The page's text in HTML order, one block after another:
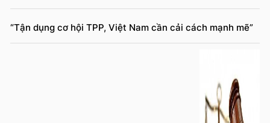
“Tận dụng cơ hội TPP, Việt Nam cần cải cách mạnh mẽ”